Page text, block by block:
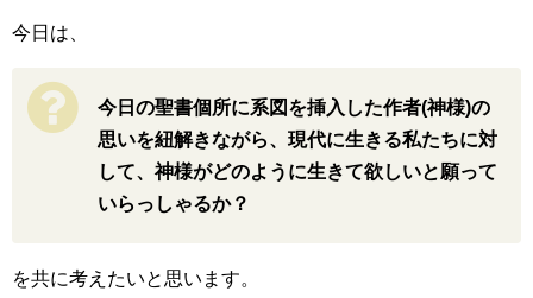
今日は、
今日の聖書個所に系図を挿入した作者(神様)の
思いを紐解きながら、現代に生きる私たちに対
して、神様がどのように生きて欲しいと願って
いらっしゃるか？
を共に考えたいと思います。